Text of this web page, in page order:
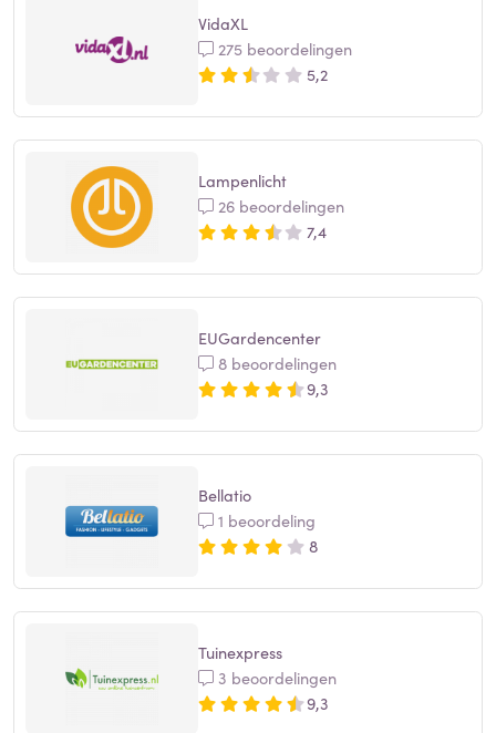
VidaXL
275 beoordelingen
5,2
Lampenlicht
26 beoordelingen
7,4
EUGardencenter
8 beoordelingen
9,3
Bellatio
1 beoordeling
8
Tuinexpress
3 beoordelingen
9,3